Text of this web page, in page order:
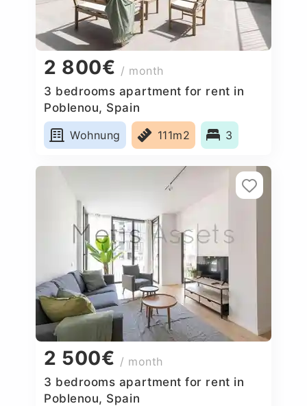
2 800€ / month
3 bedrooms apartment for rent in
Poblenou, Spain
Wohnung
111m2 3
2 500€ / month
3 bedrooms apartment for rent in
Poblenou, Spain